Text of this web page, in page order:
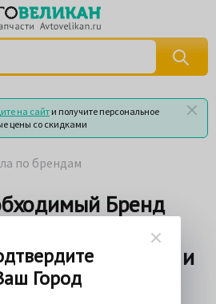
детали) или по названию
на сайти получите персональное
цены со скидками
по брендам
Бренд
по Артикулу
просмотра цен и
на складах
Город